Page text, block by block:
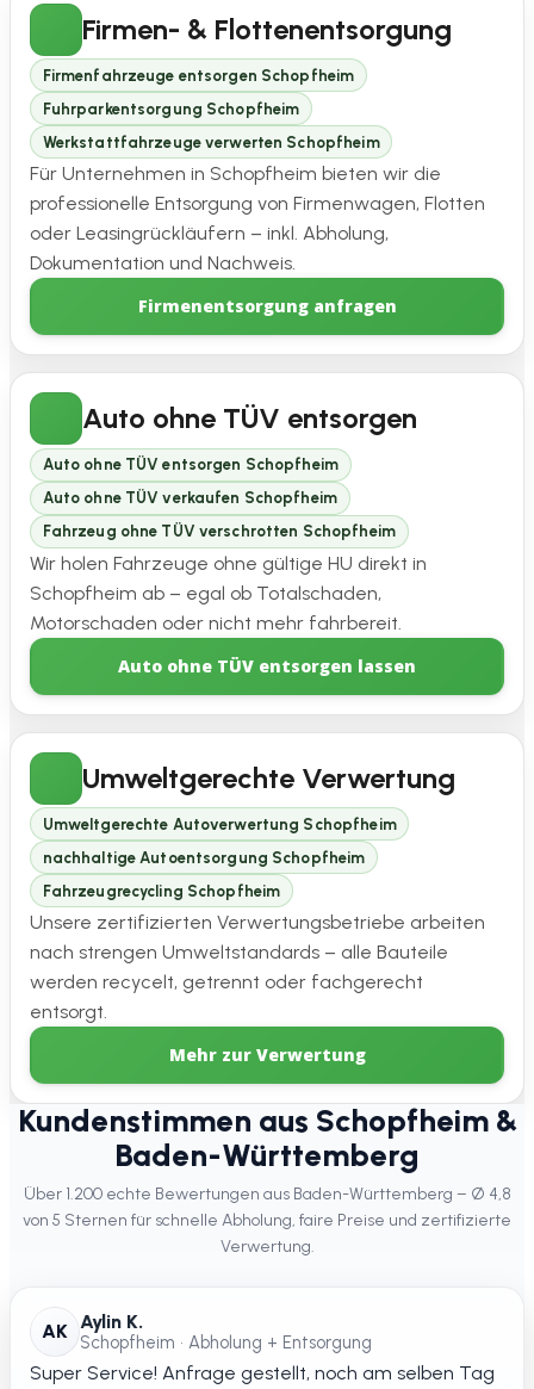
Firmen- & Flottenentsorgung
Firmenfahrzeuge entsorgen Schopfheim
Fuhrparkentsorgung Schopfheim
Werkstattfahrzeuge verwerten Schopfheim
Für Unternehmen in Schopfheim bieten wir die
professionelle Entsorgung von Firmenwagen, Flotten
oder Leasingrückläufern – inkl. Abholung,
Dokumentation und Nachweis.
Firmenentsorgung anfragen
Auto ohne TÜV entsorgen
Auto ohne TÜV entsorgen Schopfheim
Auto ohne TÜV verkaufen Schopfheim
Fahrzeug ohne TÜV verschrotten Schopfheim
Wir holen Fahrzeuge ohne gültige HU direkt in
Schopfheim ab – egal ob Totalschaden,
Motorschaden oder nicht mehr fahrbereit.
Auto ohne TÜV entsorgen lassen
Umweltgerechte Verwertung
Umweltgerechte Autoverwertung Schopfheim
nachhaltige Autoentsorgung Schopfheim
Fahrzeugrecycling Schopfheim
Unsere zertifizierten Verwertungsbetriebe arbeiten
nach strengen Umweltstandards – alle Bauteile
werden recycelt, getrennt oder fachgerecht
entsorgt.
Mehr zur Verwertung
Kundenstimmen aus Schopfheim &
Baden-Württemberg
Über 1.200 echte Bewertungen aus Baden-Württemberg – Ø 4,8
von 5 Sternen für schnelle Abholung, faire Preise und zertifizierte
Verwertung.
AK Aylin K.
Schopfheim • Abholung + Entsorgung
Super Service! Anfrage gestellt, noch am selben Tag